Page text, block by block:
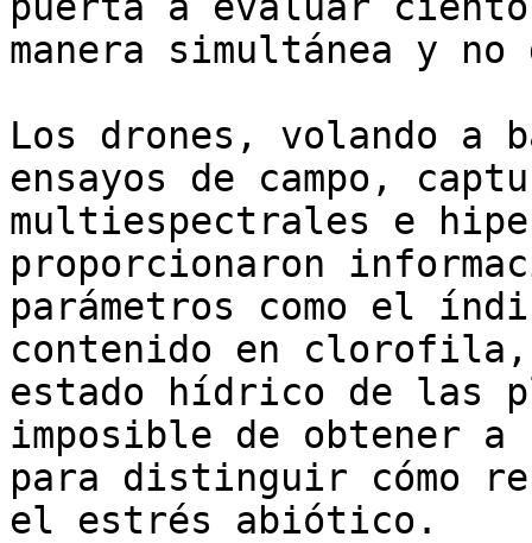
manera simultánea y
Los drones, volando
ensayos de campo,
multiespectrales e
proporcionaron
parámetros como el
contenido en
estado hídrico de las
imposible de obtener
para distinguir cómo
el estrés abiótico.